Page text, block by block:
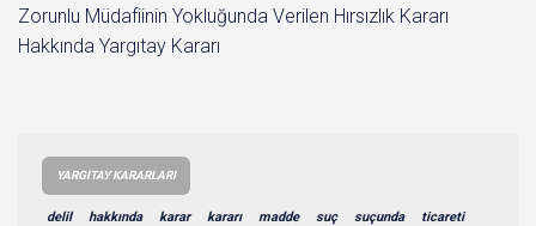
Zorunlu Müdafiinin Yokluğunda Verilen Hırsızlık Kararı
Hakkında Yargıtay Kararı
YARGITAY KARARLARI
delil hakkında karar kararı madde suç suçunda ticareti